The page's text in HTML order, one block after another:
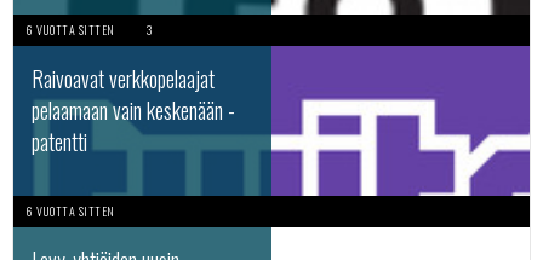
6 VUOTTA SITTEN 3
Raivoavat verkkopelaajat
pelaamaan vain keskenään -
patentti
6 VUOTTA SITTEN